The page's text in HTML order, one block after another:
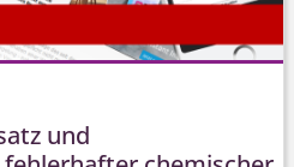
und